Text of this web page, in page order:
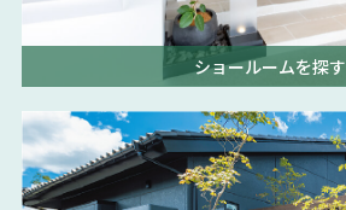
ショールームを探す